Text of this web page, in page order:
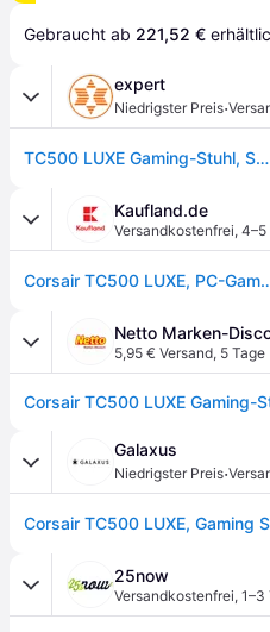
Gebraucht ab 221,52 €
expert
Niedrigster Preis·
TC500 LUXE Gaming-Stuhl, Sherwood
Kaufland.de
Versandkostenfrei, 4–5
Corsair TC500 LUXE, PC-Gamingstuhl, 120 kg,
Netto Marken-
5,95 € Versand, 5 Tage
Corsair TC500 LUXE Gaming-
Galaxus
Niedrigster Preis·
25now
Versandkostenfrei, 1–3